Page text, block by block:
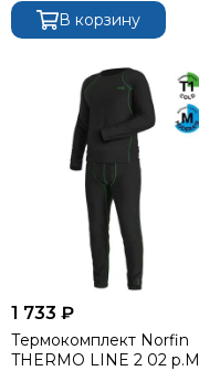
В корзину
1 733 ₽
Термокомплект Norfin
THERMO LINE 2 02 р.M